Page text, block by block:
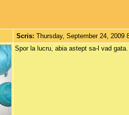
Scris:Thursday, September 24, 2009
Spor la lucru, abia astept sa-l vad gata.